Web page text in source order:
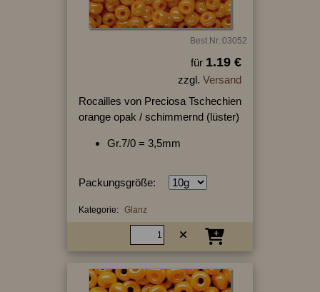
Best.Nr.:03052
für 1.19 €
zzgl. Versand
Rocailles von Preciosa Tschechien
orange opak / schimmernd (lüster)
Gr.7/0 = 3,5mm
Packungsgröße:
Kategorie: Glanz